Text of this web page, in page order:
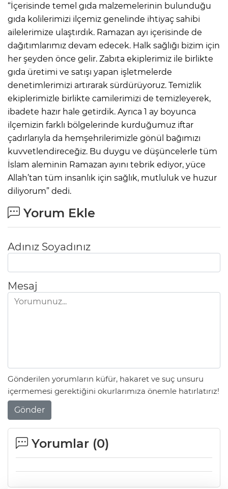
“İçerisinde temel gıda malzemelerinin bulunduğu
gıda kolilerimizi ilçemiz genelinde ihtiyaç sahibi
ailelerimize ulaştırdık. Ramazan ayı içerisinde de
dağıtımlarımız devam edecek. Halk sağlığı bizim için
her şeyden önce gelir. Zabıta ekiplerimiz ile birlikte
gıda üretimi ve satışı yapan işletmelerde
denetimlerimizi artırarak sürdürüyoruz. Temizlik
ekiplerimizle birlikte camilerimizi de temizleyerek,
ibadete hazır hale getirdik. Ayrıca 1 ay boyunca
ilçemizin farklı bölgelerinde kurduğumuz iftar
çadırlarıyla da hemşehrilerimizle gönül bağımızı
kuvvetlendireceğiz. Bu duygu ve düşüncelerle tüm
İslam aleminin Ramazan ayını tebrik ediyor, yüce
Allah’tan tüm insanlık için sağlık, mutluluk ve huzur
diliyorum” dedi.
Yorum Ekle
Adınız Soyadınız
Mesaj
Gönderilen yorumların küfür, hakaret ve suç unsuru
içermemesi gerektiğini okurlarımıza önemle hatırlatırız!
Gönder
Yorumlar (0)